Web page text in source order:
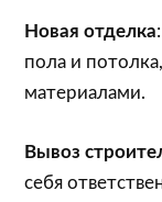
Новая отделка
пола и
материалами.
Вывоз
себя